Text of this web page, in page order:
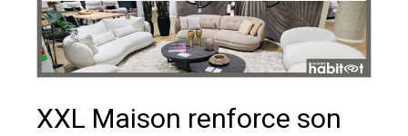
XXL Maison renforce son